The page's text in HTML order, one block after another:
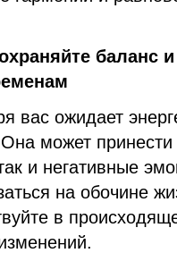
баланс и
вас ожидает
может принести
и негативные
на обочине
в